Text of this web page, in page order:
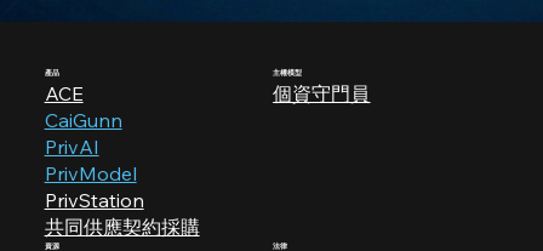
產品
ACE
CaiGunn
PrivAI
PrivModel
PrivStation
共同供應契約採購
​主權模型
個資守門員
資源 法律